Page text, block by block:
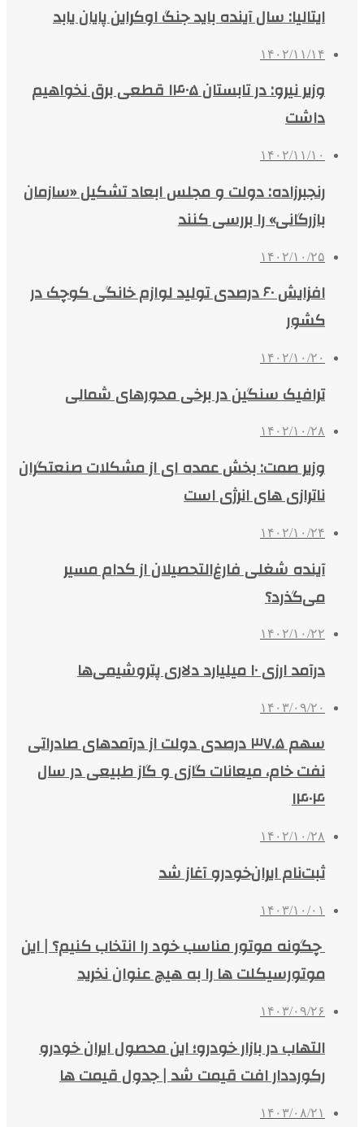
ایتالیا: سال آینده باید جنگ اوکراین پایان یابد
۱۴۰۲/۱۱/۱۴
وزیر نیرو: در تابستان ۱۴۰۵ قطعی برق نخواهیم
داشت
۱۴۰۲/۱۱/۱۰
رنجبرزاده: دولت و مجلس ابعاد تشکیل «سازمان
بازرگانی» را بررسی کنند
۱۴۰۲/۱۰/۲۵
افزایش ۶۰ درصدی تولید لوازم خانگی کوچک در
کشور
۱۴۰۲/۱۰/۲۰
ترافیک سنگین در برخی محورهای شمالی
۱۴۰۲/۱۰/۲۸
وزیر صمت: بخش عمده ای از مشکلات صنعتگران
ناترازی های انرژی است
۱۴۰۲/۱۰/۲۴
آینده شغلی فارغ‌التحصیلان از کدام مسیر
می‌گذرد؟
۱۴۰۲/۱۰/۲۲
درآمد ارزی ۱۰ میلیارد دلاری پتروشیمی‌ها
۱۴۰۳/۰۹/۲۰
سهم ۳۷.۵ درصدی دولت از درآمدهای صادراتی
نفت خام، میعانات گازی و گاز طبیعی در سال
۱۴۰۴
۱۴۰۲/۱۰/۲۸
ثبت‌نام ایران‌خودرو آغاز شد
۱۴۰۳/۱۰/۰۱
چگونه موتور مناسب خود را انتخاب کنیم؟ | این
موتورسیکلت‌ ها را به هیچ عنوان نخرید
۱۴۰۳/۰۹/۲۶
التهاب در بازار خودرو؛ این محصول ایران خودرو
رکورددار افت قیمت شد | جدول قیمت ها
۱۴۰۳/۰۸/۲۱